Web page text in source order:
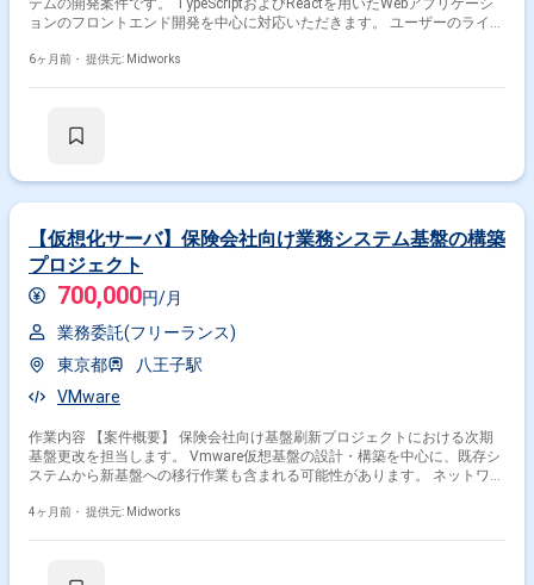
テムの開発案件です。 TypeScriptおよびReactを用いたWebアプリケーシ
ョンのフロントエンド開発を中心に対応いただきます。 ユーザーのライフ
想定しています。 【作業内容】 ・TypeScript（React）を用いたフロント
6ヶ月前・ 提供元: Midworks
【仮想化サーバ】保険会社向け業務システム基盤の構築
プロジェクト
700,000円/月
業務委託(フリーランス)
東京都
八王子駅
VMware
作業内容 【案件概要】 保険会社向け基盤刷新プロジェクトにおける次期
基盤更改を担当します。 Vmware仮想基盤の設計・構築を中心に、既存シ
ステムから新基盤への移行作業も含まれる可能性があります。 ネットワー
務です。 安定稼働と拡張性を考慮した設計・構築を行うことが求められま
4ヶ月前・ 提供元: Midworks